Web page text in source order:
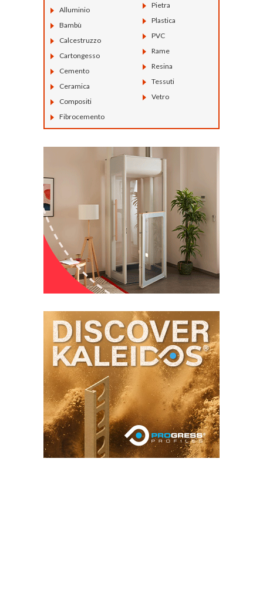
Alluminio
Bambù
Calcestruzzo
Cartongesso
Cemento
Ceramica
Compositi
Fibrocemento
Pietra
Plastica
PVC
Rame
Resina
Tessuti
Vetro